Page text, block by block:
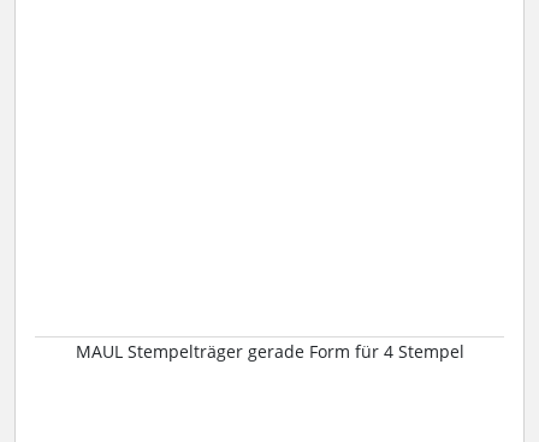
MAUL Stempelträger gerade Form für 4 Stempel